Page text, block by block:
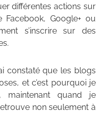
différentes actions sur
Google+ ou
s’inscrire sur des
constaté que les blogs
et c’est pourquoi je
maintenant quand je
non seulement à